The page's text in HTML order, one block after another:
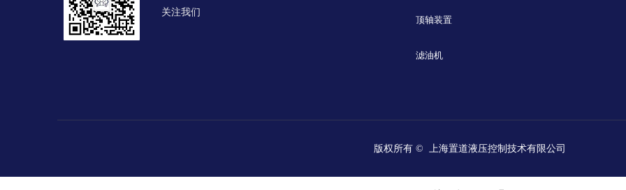
版权所有 © 上海置道液压控制技术有限公司
关注我们
顶轴装置
滤油机